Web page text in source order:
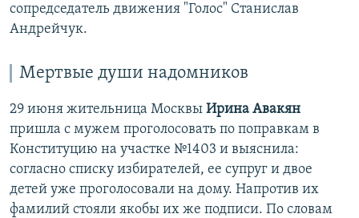
сопредседатель движения "Голос" Станислав
Андрейчук.
Мертвые души надомников
29 июня жительница Москвы Ирина Авакян
пришла с мужем проголосовать по поправкам в
Конституцию на участке №1403 и выяснила:
согласно списку избирателей, ее супруг и двое
детей уже проголосовали на дому. Напротив их
фамилий стояли якобы их же подписи. По словам